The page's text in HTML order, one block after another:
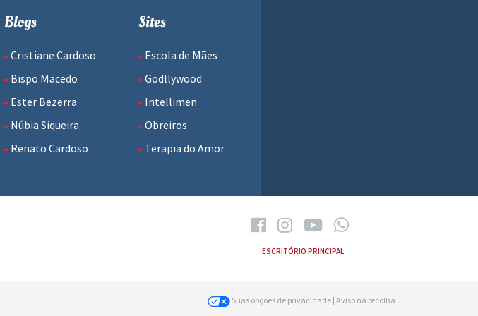
Blogs
Cristiane Cardoso
Bispo Macedo
Ester Bezerra
Núbia Siqueira
Renato Cardoso
Sites
Escola de Mães
Godllywood
Intellimen
Obreiros
Terapia do Amor
ESCRITÓRIO PRINCIPAL
Suas opções de privacidade | Aviso na recolha